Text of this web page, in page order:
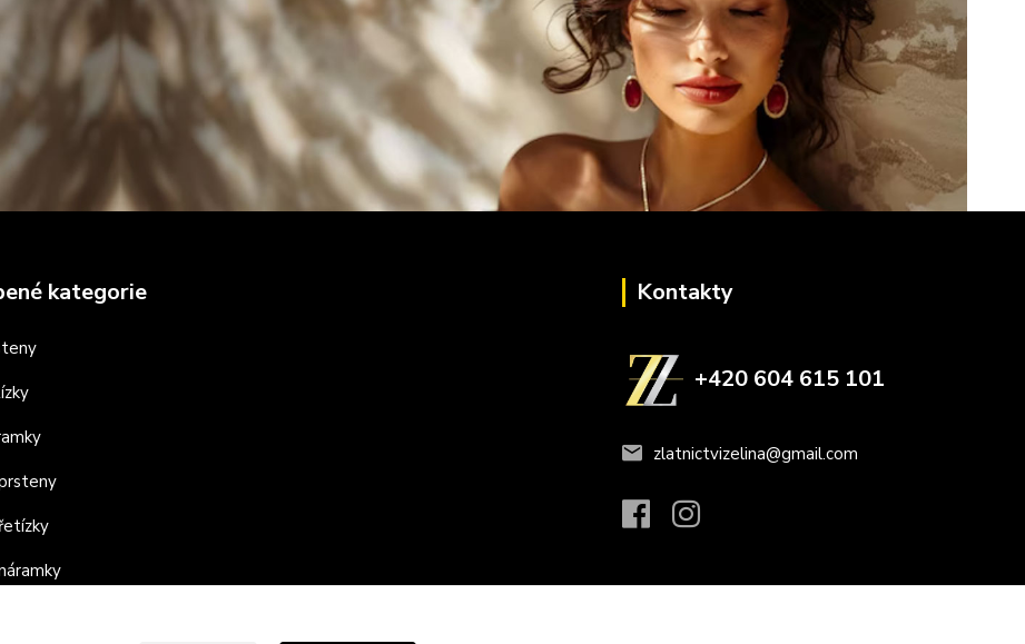
kategorie Kontakty
+420 604 615 101
zlatnictvizelina@gmail.com